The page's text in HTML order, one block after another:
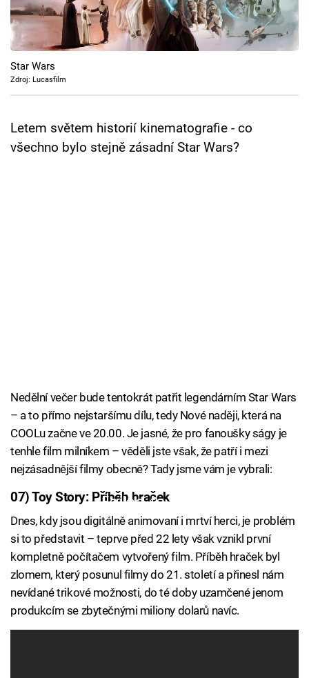
Cool Esport
Pořady
TV Program
Přihlášení
Star Wars
Zdroj: Lucasfilm
Letem světem historií kinematografie - co
všechno bylo stejně zásadní Star Wars?
Nedělní večer bude tentokrát patřit legendárním Star Wars
– a to přímo nejstaršímu dílu, tedy Nové naději, která na
COOLu začne ve 20.00. Je jasné, že pro fanoušky ságy je
tenhle film milníkem – věděli jste však, že patří i mezi
nejzásadnější filmy obecně? Tady jsme vám je vybrali:
Failed to fetch
07) Toy Story: Příběh hraček
Dnes, kdy jsou digitálně animovaní i mrtví herci, je problém
si to představit – teprve před 22 lety však vznikl první
kompletně počítačem vytvořený film. Příběh hraček byl
zlomem, který posunul filmy do 21. století a přinesl nám
nevídané trikové možnosti, do té doby uzamčené jenom
produkcím se zbytečnými miliony dolarů navíc.